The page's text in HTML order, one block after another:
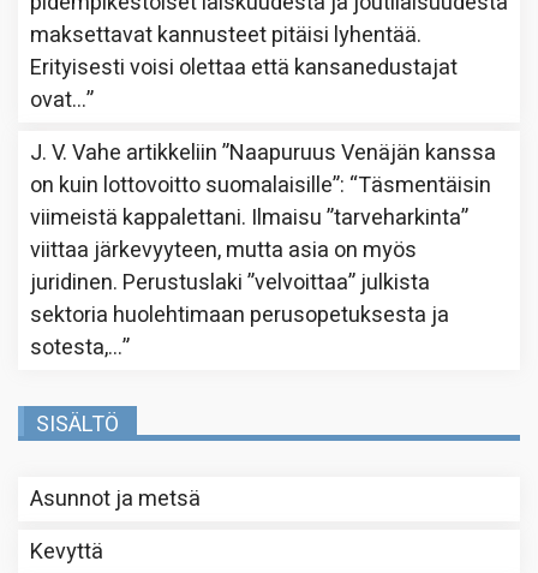
maksettavat kannusteet pitäisi lyhentää.
Erityisesti voisi olettaa että kansanedustajat
ovat…”
J. V. Vahe artikkeliin”Naapuruus Venäjän kanssa
on kuin lottovoitto suomalaisille”: “Täsmentäisin
viimeistä kappalettani. Ilmaisu ”tarveharkinta”
viittaa järkevyyteen, mutta asia on myös
juridinen. Perustuslaki ”velvoittaa” julkista
sektoria huolehtimaan perusopetuksesta ja
sotesta,…”
SISÄLTÖ
Asunnot ja metsä
Kevyttä